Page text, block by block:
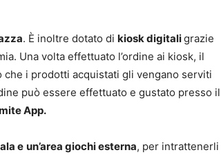
. È inoltre dotato di kiosk digitaligrazie
Una volta effettuato l’ordine ai kiosk, il
i prodotti acquistati gli vengano serviti
può essere effettuato e gustato presso il
App.
e un’area giochi esterna, per intrattenerli